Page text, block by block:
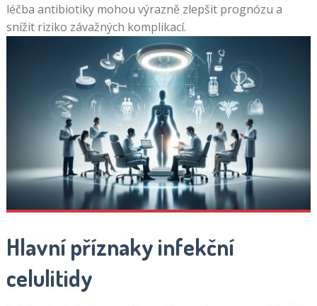
léčba antibiotiky mohou výrazně zlepšit prognózu a
snížit riziko závažných komplikací.
Hlavní příznaky infekční
celulitidy